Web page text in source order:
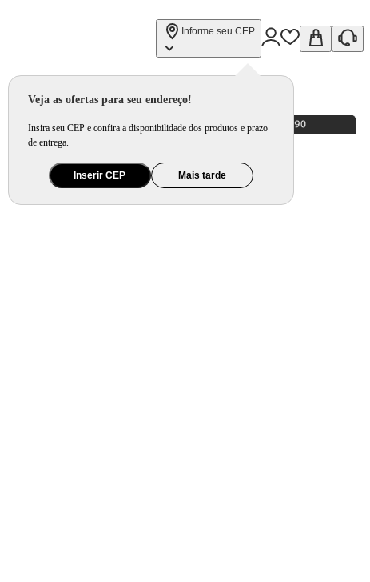
Informe seu CEP
Veja as ofertas para seu endereço!
Insira seu CEP e confira a disponibilidade dos produtos e prazo
de entrega.
Inserir CEP Mais tarde